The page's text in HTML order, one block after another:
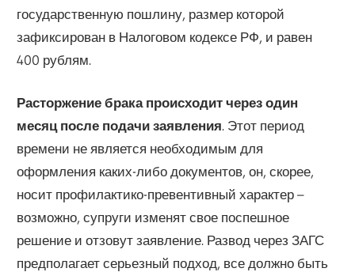
государственную пошлину, размер которой
зафиксирован в Налоговом кодексе РФ, и равен
400 рублям.
Расторжение брака происходит через один
месяц после подачи заявления. Этот период
времени не является необходимым для
оформления каких-либо документов, он, скорее,
носит профилактико-превентивный характер –
возможно, супруги изменят свое поспешное
решение и отзовут заявление. Развод через ЗАГС
предполагает серьезный подход, все должно быть